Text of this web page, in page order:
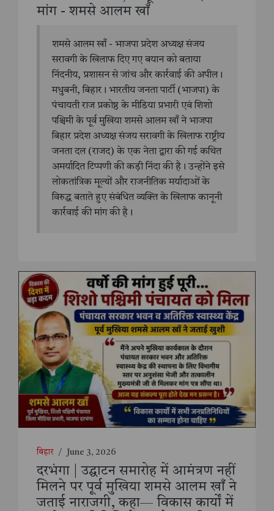
मांग - शमसे आलम खाँ
शमसे आलम खाँ - भाजपा प्रदेश अध्यक्ष संजय
सरावगी के खिलाफ दिए गए बयान को बताया
निंदनीय, प्रशासन से जांच और कार्रवाई की अपील।
मधुबनी, बिहार। भारतीय जनता पार्टी (भाजपा) के
पंचायती राज प्रकोष्ठ के मीडिया प्रभारी एवं शिशो
पश्चिमी के पूर्व मुखिया शमसे आलम खाँ ने भाजपा
बिहार प्रदेश अध्यक्ष संजय सरावगी के खिलाफ राष्ट्रीय
जनता दल (राजद) के एक नेता द्वारा की गई कथित
अमर्यादित टिप्पणी की कड़ी निंदा की है। उन्होंने इसे
लोकतांत्रिक मूल्यों और राजनीतिक मर्यादाओं के
विरुद्ध बताते हुए संबंधित व्यक्ति के खिलाफ कानूनी
कार्रवाई की मांग की है।
बिहार / June 3, 2026
दरभंगा | उद्घाटन समारोह में आमंत्रण नहीं
मिलने पर पूर्व मुखिया शमसे आलम खाँ ने
जताई नाराजगी, कहा— विकास कार्यों में